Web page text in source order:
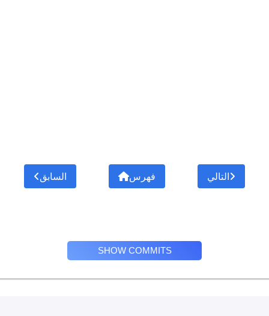
السابق فهرس التالي
SHOW COMMITS